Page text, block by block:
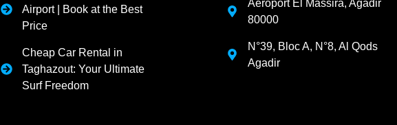
Airport | Book at the Best
Price
Cheap Car Rental in
Taghazout: Your Ultimate
Surf Freedom
Aéroport El Massira, Agadir
80000
N°39, Bloc A, N°8, Al Qods
Agadir